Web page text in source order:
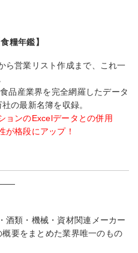
糧年鑑】
ら営業リスト作成まで、これ一
品産業界を完全網羅したデータ
の最新名簿を収録。
ョンのExcelデータとの併用
が格段にアップ！
――
酒類・機械・資材関連メーカー
要をまとめた業界唯一のもの